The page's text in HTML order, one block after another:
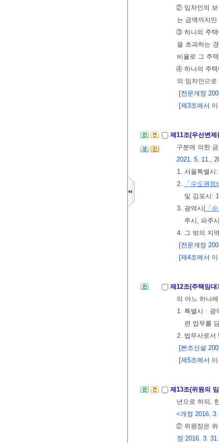
② 임차인의 보
는 금액까지
③ 하나의 주택
을 초과하는
비율로 그 주
④ 하나의 주택
의 임차인으
[전문개정
[제3조에서
제11조(우선변
구분에 의한
2021. 5. 11.,
1. 서울특별시
2.
「수도권
및 김포시:
3. 광역시( 「
주시, 파주
4. 그 밖의 지
[전문개정
[제4조에서
제12조(주택임
의 어느 하나
1. 특별시ㆍ광
련 업무를
2. 법무사로서
[본조신설
[제5조에서
제13조(위원의
년으로 하되,
<개정 2016.
② 위원장은 위
정 2016. 3.